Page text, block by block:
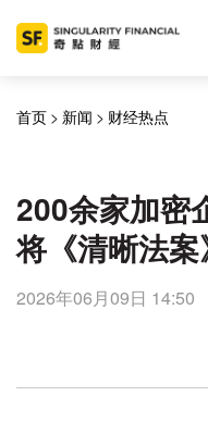
首页 > 新闻 > 财经热点
200余家加密
将《清晰法
2026年06月09日 14:50